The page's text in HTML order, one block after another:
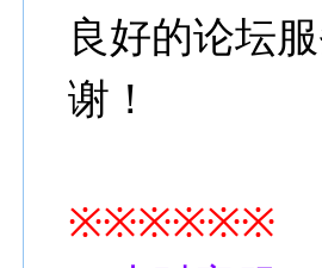
良好的论坛
谢！
※※※※※※